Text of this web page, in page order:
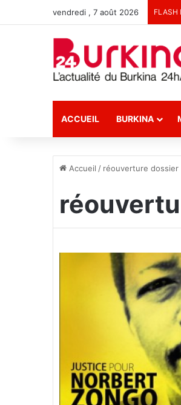
vendredi , 7 août 2026 FLASH
ACCUEIL BURKINA
Accueil / réouverture dossier